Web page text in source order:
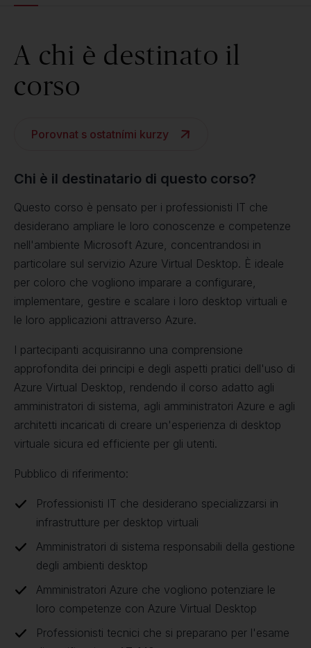
A chi è destinato il
corso
Porovnat s ostatními kurzy
Chi è il destinatario di questo corso?
Questo corso è pensato per i professionisti IT che
desiderano ampliare le loro conoscenze e competenze
nell'ambiente Microsoft Azure, concentrandosi in
particolare sul servizio Azure Virtual Desktop. È ideale
per coloro che vogliono imparare a configurare,
implementare, gestire e scalare i loro desktop virtuali e
le loro applicazioni attraverso Azure.
I partecipanti acquisiranno una comprensione
approfondita dei principi e degli aspetti pratici dell'uso di
Azure Virtual Desktop, rendendo il corso adatto agli
amministratori di sistema, agli amministratori Azure e agli
architetti incaricati di creare un'esperienza di desktop
virtuale sicura ed efficiente per gli utenti.
Pubblico di riferimento:
Professionisti IT che desiderano specializzarsi in
infrastrutture per desktop virtuali
Amministratori di sistema responsabili della gestione
degli ambienti desktop
Amministratori Azure che vogliono potenziare le
loro competenze con Azure Virtual Desktop
Professionisti tecnici che si preparano per l'esame